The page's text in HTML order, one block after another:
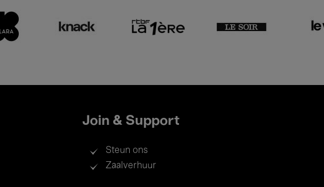
Join & Support
Steun ons
Zaalverhuur